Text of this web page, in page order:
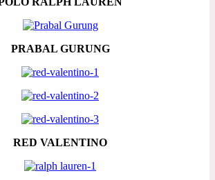
PRABAL GURUNG
RED VALENTINO